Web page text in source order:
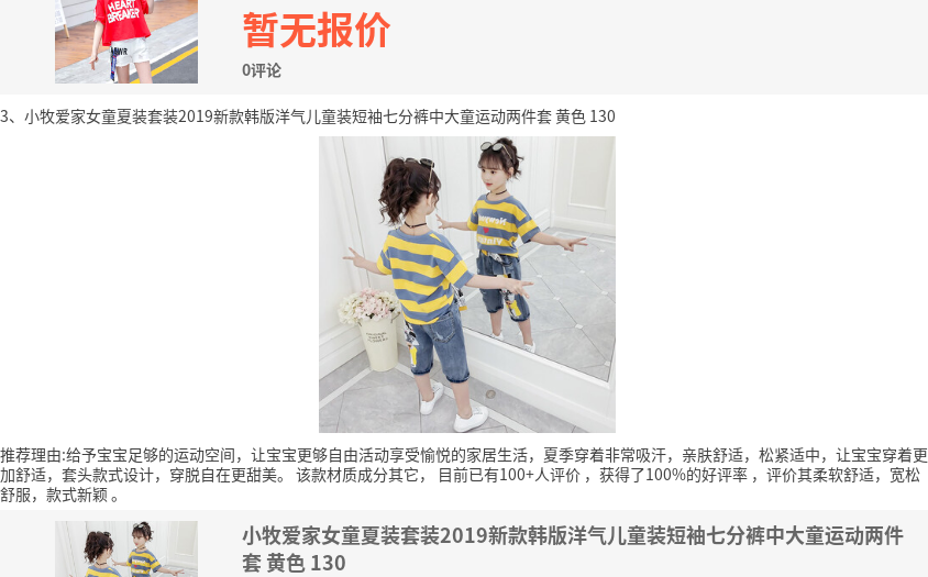
暂无报价
0评论
3、小牧爱家女童夏装套装2019新款韩版洋气儿童装短袖七分裤中大童运动两件套 黄色 130
推荐理由:给予宝宝足够的运动空间，让宝宝更够自由活动享受愉悦的家居生活，夏季穿着非常吸汗，亲肤舒适，松紧适中，让宝宝穿着更
加舒适，套头款式设计，穿脱自在更甜美。 该款材质成分其它， 目前已有100+人评价 ，获得了100%的好评率 ，评价其柔软舒适，宽松
舒服，款式新颖。
小牧爱家女童夏装套装2019新款韩版洋气儿童装短袖七分裤中大童运动两件
套 黄色 130